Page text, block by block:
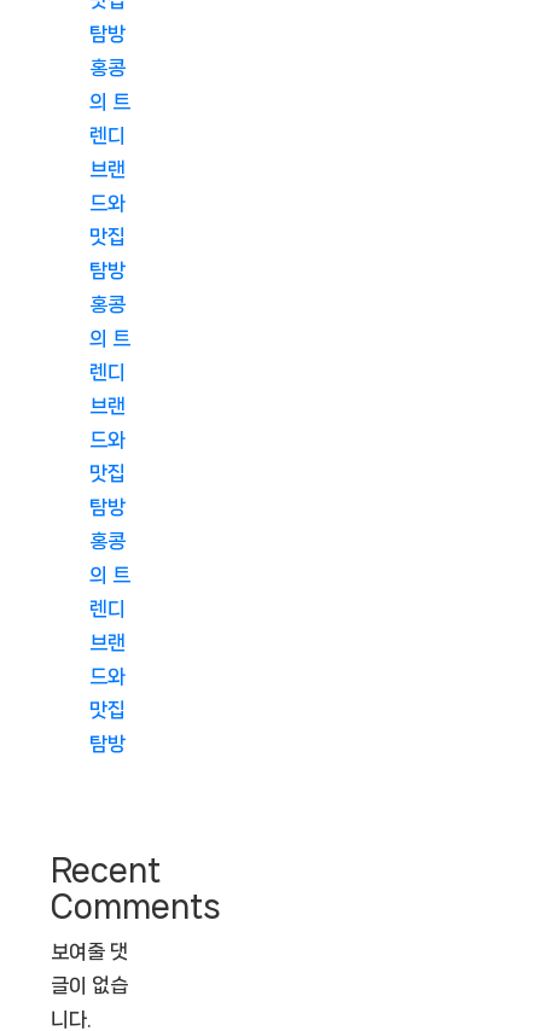
탐방
홍콩
의 트
렌디
브랜
드와
맛집
탐방
홍콩
의 트
렌디
브랜
드와
맛집
탐방
홍콩
의 트
렌디
브랜
드와
맛집
탐방
Recent
Comments
보여줄 댓
글이 없습
니다.